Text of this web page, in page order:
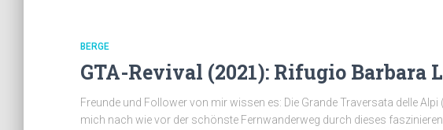
BERGE
GTA-Revival (2021): Rifugio
Freunde und Follower von mir wissen es: Die Grande Traversata delle
mich nach wie vor der schönste Fernwanderweg durch dieses